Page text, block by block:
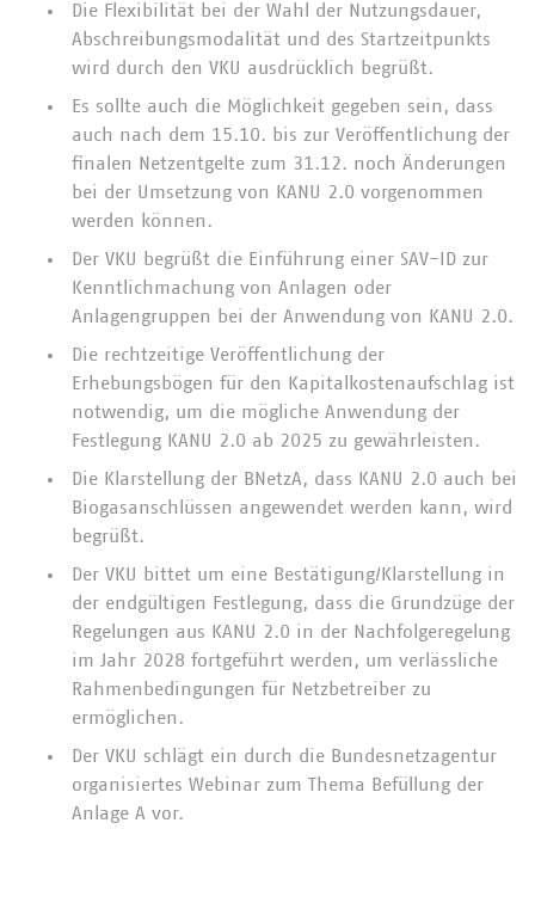
Die Flexibilität bei der Wahl der Nutzungsdauer,
Abschreibungsmodalität und des Startzeitpunkts
wird durch den VKU ausdrücklich begrüßt.
Es sollte auch die Möglichkeit gegeben sein, dass
auch nach dem 15.10. bis zur Veröffentlichung der
finalen Netzentgelte zum 31.12. noch Änderungen
bei der Umsetzung von KANU 2.0 vorgenommen
werden können.
Der VKU begrüßt die Einführung einer SAV-ID zur
Kenntlichmachung von Anlagen oder
Anlagengruppen bei der Anwendung von KANU 2.0.
Die rechtzeitige Veröffentlichung der
Erhebungsbögen für den Kapitalkostenaufschlag ist
notwendig, um die mögliche Anwendung der
Festlegung KANU 2.0 ab 2025 zu gewährleisten.
Die Klarstellung der BNetzA, dass KANU 2.0 auch bei
Biogasanschlüssen angewendet werden kann, wird
begrüßt.
Der VKU bittet um eine Bestätigung/Klarstellung in
der endgültigen Festlegung, dass die Grundzüge der
Regelungen aus KANU 2.0 in der Nachfolgeregelung
im Jahr 2028 fortgeführt werden, um verlässliche
Rahmenbedingungen für Netzbetreiber zu
ermöglichen.
Der VKU schlägt ein durch die Bundesnetzagentur
organisiertes Webinar zum Thema Befüllung der
Anlage A vor.